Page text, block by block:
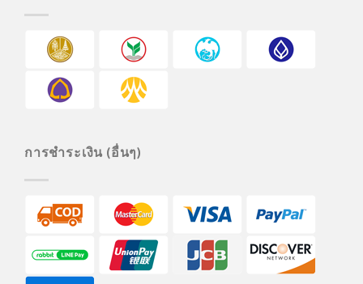
การชำระเงิน (อื่นๆ)